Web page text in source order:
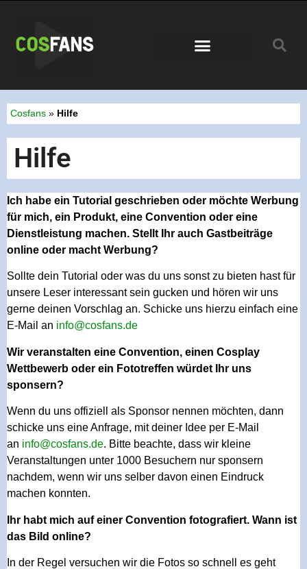
Cosfans » Hilfe
Hilfe
Ich habe ein Tutorial geschrieben oder möchte Werbung
für mich, ein Produkt, eine Convention oder eine
Dienstleistung machen. Stellt Ihr auch Gastbeiträge
online oder macht Werbung?
Sollte dein Tutorial oder was du uns sonst zu bieten hast für
unsere Leser interessant sein gucken und hören wir uns
gerne deinen Vorschlag an. Schicke uns hierzu einfach eine
E-Mail an info@cosfans.de
Wir veranstalten eine Convention, einen Cosplay
Wettbewerb oder ein Fototreffen würdet Ihr uns
sponsern?
Wenn du uns offiziell als Sponsor nennen möchten, dann
schicke uns eine Anfrage, mit deiner Idee per E-Mail
an info@cosfans.de. Bitte beachte, dass wir kleine
Veranstaltungen unter 1000 Besuchern nur sponsern
nachdem, wenn wir uns selber davon einen Eindruck
machen konnten.
Ihr habt mich auf einer Convention fotografiert. Wann ist
das Bild online?
In der Regel versuchen wir die Fotos so schnell es geht